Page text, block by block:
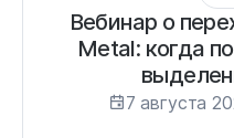
Вебинар о
Metal: когда
7 августа